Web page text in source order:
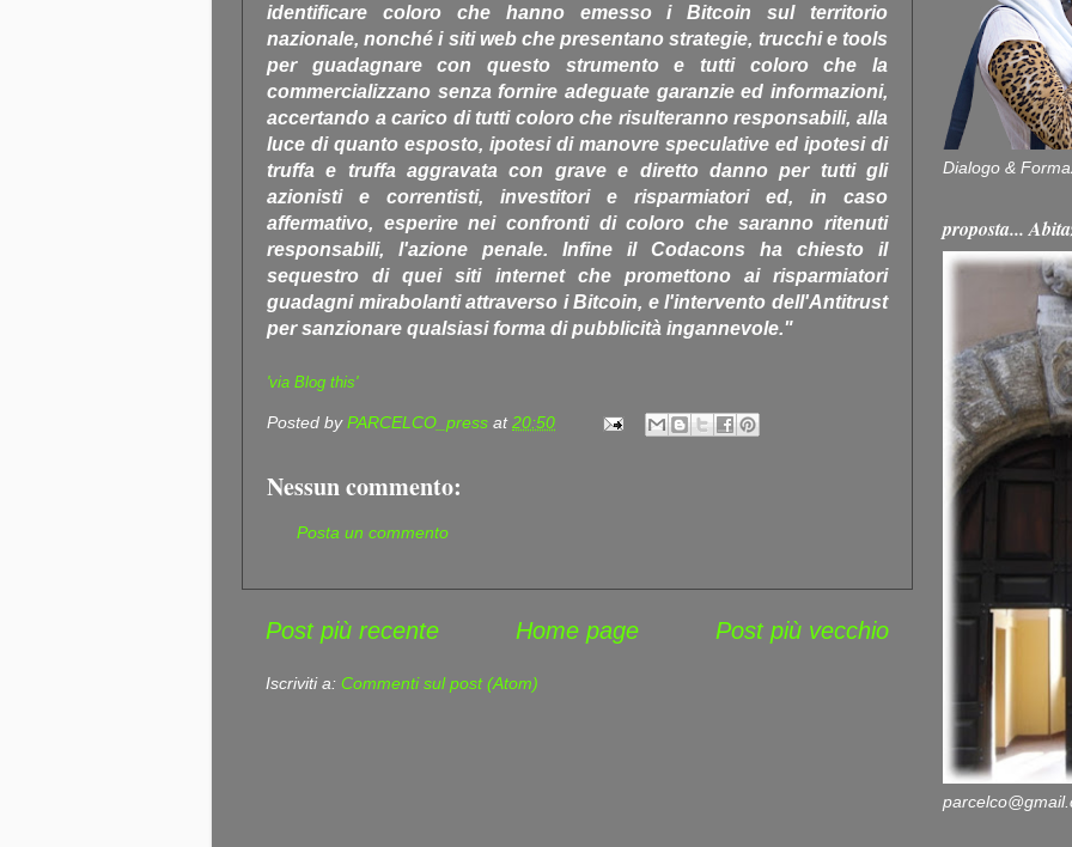
identificare coloro che hanno emesso i Bitcoin sul territorio
nazionale, nonché i siti web che presentano strategie, trucchi e tools
per guadagnare con questo strumento e tutti coloro che la
commercializzano senza fornire adeguate garanzie ed informazioni,
accertando a carico di tutti coloro che risulteranno responsabili, alla
luce di quanto esposto, ipotesi di manovre speculative ed ipotesi di
truffa e truffa aggravata con grave e diretto danno per tutti gli
azionisti e correntisti, investitori e risparmiatori ed, in caso
affermativo, esperire nei confronti di coloro che saranno ritenuti
responsabili, l'azione penale. Infine il Codacons ha chiesto il
sequestro di quei siti internet che promettono ai risparmiatori
guadagni mirabolanti attraverso i Bitcoin, e l'intervento dell'Antitrust
per sanzionare qualsiasi forma di pubblicità ingannevole."
'via Blog this'
Posted byPARCELCO_press at20:50
Nessun commento:
Posta un commento
Post più recente Post più vecchio
Home page
Iscriviti a: Commenti sul post (Atom)
Dialogo &
proposta...